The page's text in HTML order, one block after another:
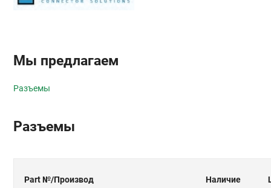
Мы предлагаем
Разъемы
Разъемы
Part №/Производ Наличие